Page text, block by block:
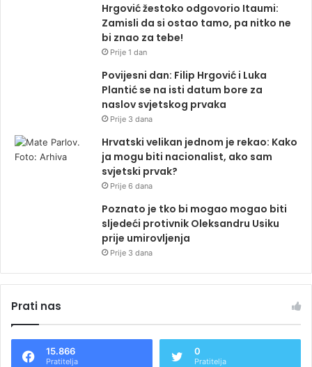
Hrgović žestoko odgovorio Itaumi:
Zamisli da si ostao tamo, pa nitko ne
bi znao za tebe!
Prije 1 dan
Povijesni dan: Filip Hrgović i Luka
Plantić se na isti datum bore za
naslov svjetskog prvaka
Prije 3 dana
Hrvatski velikan jednom je rekao: Kako
ja mogu biti nacionalist, ako sam
svjetski prvak?
Prije 6 dana
Poznato je tko bi mogao mogao biti
sljedeći protivnik Oleksandru Usiku
prije umirovljenja
Prije 3 dana
Prati nas
15.866
Pratitelja
0
Pratitelja